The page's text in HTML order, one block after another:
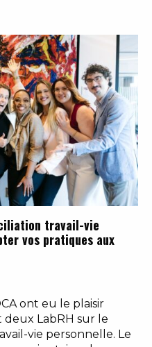
travail-vie
vos pratiques aux
ont eu le plaisir
deux LabRH sur le
vie personnelle. Le